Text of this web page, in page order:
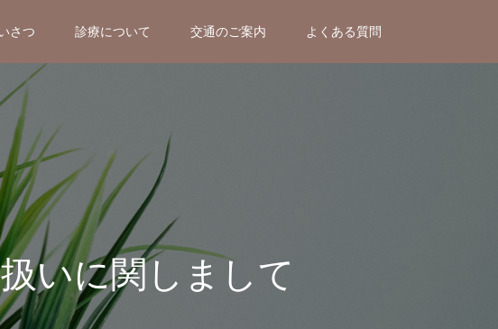
さつ 診療について 交通のご案内 よくある質問
いに関しまして